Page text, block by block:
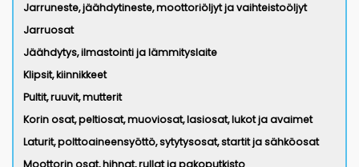
Jarruneste, jäähdytineste, moottoriöljyt ja vaihteistoöljyt
Jarruosat
Jäähdytys, ilmastointi ja lämmityslaite
Klipsit, kiinnikkeet
Pultit, ruuvit, mutterit
Korin osat, peltiosat, muoviosat, lasiosat, lukot ja avaimet
Laturit, polttoaineensyöttö, sytytysosat, startit ja sähköosat
Moottorin osat, hihnat, rullat ja pakoputkisto